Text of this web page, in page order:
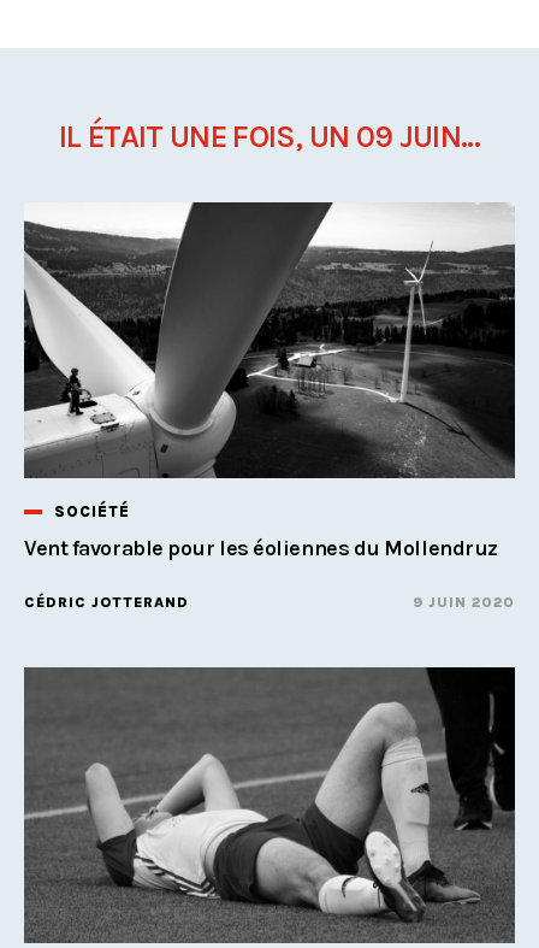
IL ÉTAIT UNE FOIS, UN 09 JUIN...
SOCIÉTÉ
Vent favorable pour les éoliennes du Mollendruz
CÉDRIC JOTTERAND 9 JUIN 2020